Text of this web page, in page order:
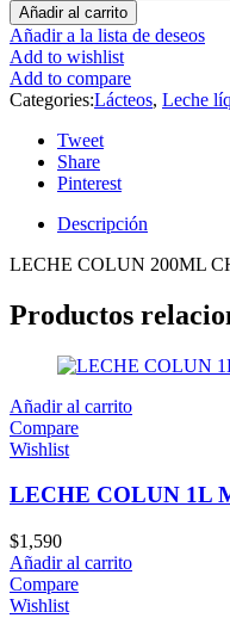
Añadir al carrito
Añadir a la lista de deseos
Add to wishlist
Add to compare
Categories:Lácteos, Leche
Tweet
Share
Pinterest
Descripción
LECHE COLUN 200ML
Productos
Añadir al carrito
Compare
Wishlist
LECHE COLUN 1L
$1,590
Añadir al carrito
Compare
Wishlist